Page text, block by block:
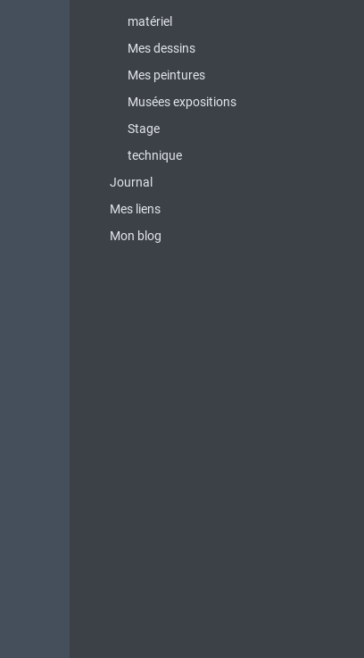
matériel
Mes dessins
Mes peintures
Musées expositions
Stage
technique
Journal
Mes liens
Mon blog